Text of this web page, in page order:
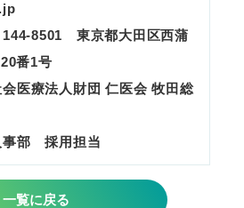
144-8501 東京都大田区西蒲
番1号
療法人財団 仁医会 牧田総
事部 採用担当
一覧に戻る